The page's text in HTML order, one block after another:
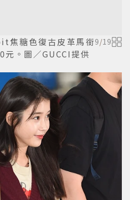
焦糖色復古皮革馬銜
。圖／GUCCI提供
9/19